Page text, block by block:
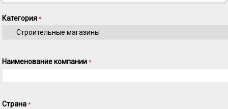
Категория*
Наименование компании*
Страна*